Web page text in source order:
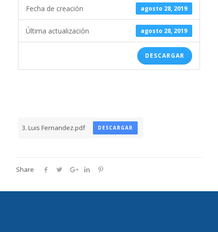
agosto 28, 2019
Fecha de creación
agosto 28, 2019
Última actualización
DESCARGAR
3. Luis Fernandez.pdf DESCARGAR
Share